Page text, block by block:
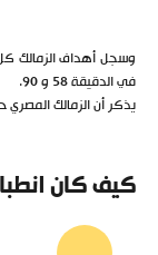
في الدقيقة 58 و 90.
يذكر أن الزمالك
كيف كان